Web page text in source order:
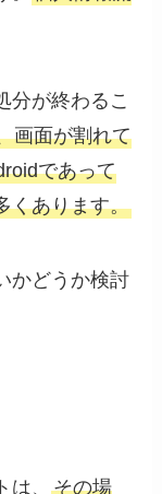
分が終わるこ
画面が割れて
であって
くあります。
かどうか検討
は、その場